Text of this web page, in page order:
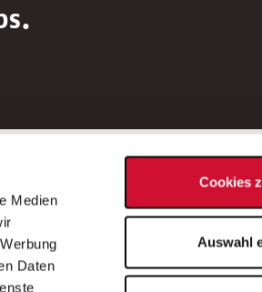
Medien
Daten
Cookies
Auswahl
Bei Fragen zu einer
wenden Sie sich bitte an
Stellenausschreibung genannte*n